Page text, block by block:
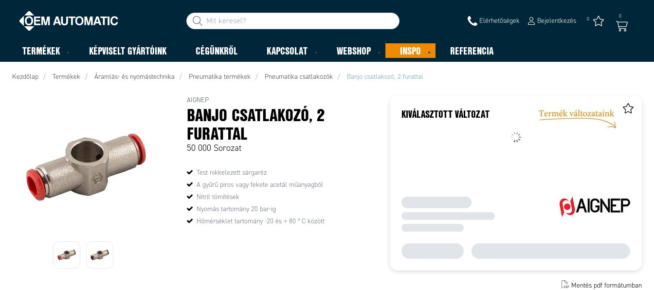
Elérhetőségek Bejelentkezés 0 0
TERMÉKEK KÉPVISELT GYÁRTÓINK CÉGÜNKRŐL KAPCSOLAT WEBSHOP INSPO REFERENCIA
Kezdőlap Termékek Áramlás- és nyomástechnika Pneumatika termékek Pneumatika csatlakozók Banjo csatlakozó, 2 furattal
AIGNEP
BANJO CSATLAKOZÓ, 2
FURATTAL
50 000 Sorozat
Test nikkelezett sárgaréz
A gyűrű piros vagy fekete acetál műanyagból
Nitril tömítések
Nyomás tartomány 20 bar-ig
Hőmérséklet tartomány -20 és + 80 ° C között
KIVÁLASZTOTT VÁLTOZAT
Mentés pdf formátumban